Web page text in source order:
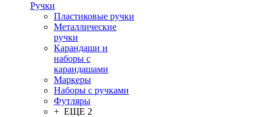
Ручки
Пластиковые ручки
Металлические
ручки
Карандаши и
наборы с
карандашами
Маркеры
Наборы с ручками
Футляры
+ ЕЩЕ 2